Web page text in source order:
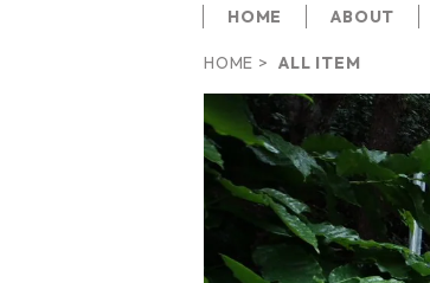
HOME ABOUT
HOME ALL ITEM